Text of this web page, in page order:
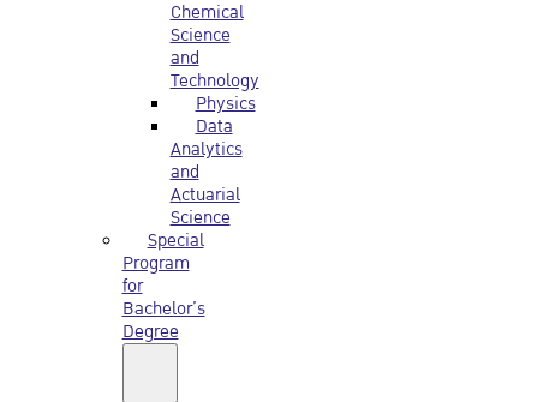
Chemical
Science
and
Technology
Physics
Data
Analytics
and
Actuarial
Science
Special
Program
for
Bachelor’s
Degree